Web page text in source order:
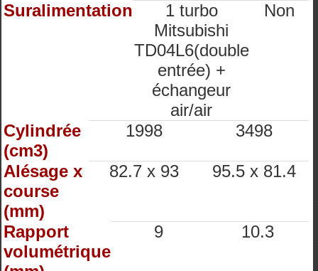
Suralimentation
1 turbo
Mitsubishi
TD04L6(double
entrée) +
échangeur
air/air
Non
Cylindrée
(cm3)
1998 3498
Alésage x
course
(mm)
82.7 x 93 95.5 x 81.4
Rapport
volumétrique
9 10.3